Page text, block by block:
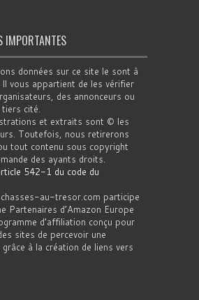
IMPORTANTES
données sur ce site le sont à
vous appartient de les vérifier
des annonceurs ou
cité.
et extraits sont © les
Toutefois, nous retirerons
tout contenu sous copyright
des ayants droits.
542-1 du code du
au-tresor.com participe
Partenaires d’Amazon Europe
d’affiliation conçu pour
sites de percevoir une
à la création de liens vers